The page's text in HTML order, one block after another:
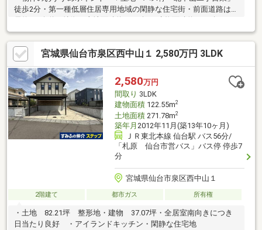
徒歩2分・第一種低層住居専用地域の閑静な住宅街・前面道路は幅
面採光のLDKは約16.2帖・キッチンは家事動線良好な2WAY・全居
室に収納スペースを確保・南向きのバルコニー・1階にも居室があ
り、将来は平屋感覚での生活も可能・各階にトイレを配置・駐車
スペース有(車種制限有)▼周辺環境・北中山二丁目公園 徒歩5分
(約360m)■ ご希望の住まい探しをお手伝いします
━━━━━・・・物件の詳細・ご相談はお気軽にお問い合わせく
ださい。
宮城県仙台市泉区西中山１ 2,580万円 3LDK
2,580万円
間取り 3LDK
建物面積122.55m2
土地面積271.78m2
築年月 2012年11月(築13年10ヶ月)
ＪＲ東北本線 仙台駅 バス56分/
「札原 仙台市営バス」バス停 停歩7
分
宮城県仙台市泉区西中山１
2階建て 都市ガス 所有権
・土地 82.21坪 整形地・建物 37.07坪・全居室南向きにつき
日当たり良好 ・アイランドキッチン・閑静な住宅地